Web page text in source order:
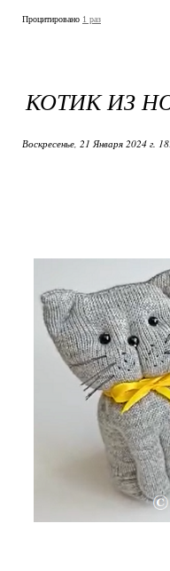
Процитировано 1 раз
КОТИК ИЗ
Воскресенье, 21 Января 2024 г.